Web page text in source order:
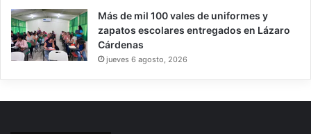
Más de mil 100 vales de uniformes y
zapatos escolares entregados en Lázaro
Cárdenas
jueves 6 agosto, 2026